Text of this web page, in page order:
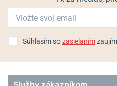
Super Titanium
Súhlasím sozasielaním